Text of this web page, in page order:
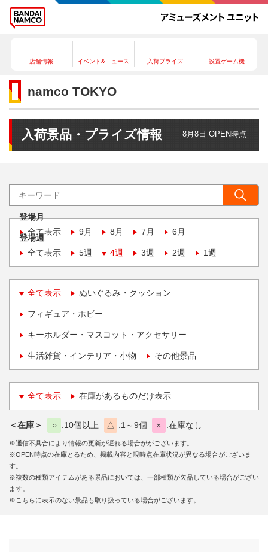
店舗情報 イベント&ニュース 入荷プライズ 設置ゲーム機
namco TOKYO
入荷景品・プライズ情報 8月8日 OPEN時点
登場月
全て表示
9月 8月 7月 6月
登場週
全て表示
5週 4週 3週 2週 1週
全て表示 ぬいぐるみ・クッション
フィギュア・ホビー
キーホルダー・マスコット・アクセサリー
生活雑貨・インテリア・小物 その他景品
全て表示 在庫があるものだけ表示
＜在庫＞ ○ 10個以上 △ 1～9個 × 在庫なし
※通信不具合により情報の更新が遅れる場合ががございます。
※OPEN時点の在庫とるため、掲載内容と現時点在庫状況が異なる場合がございま
す。
※複数の種類アイテムがある景品においては、一部種類が欠品している場合がござい
ます。
※こちらに表示のない景品も取り扱っている場合がございます。